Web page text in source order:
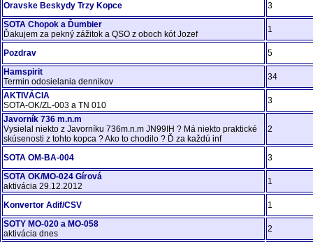
Oravske Beskydy Trzy Kopce
3
SOTA Chopok a Ďumbier
Ďakujem za pekný zážitok a QSO z oboch kót Jozef
1
Pozdrav
5
Hamspirit
Termin odosielania dennikov
34
AKTIVÁCIA
SOTA-OK/ZL-003 a TN 010
3
Javorník 736 m.n.m
Vysielal niekto z Javorníku 736m.n.m JN99IH ? Má niekto praktické
skúsenosti z tohto kopca ? Ako to chodilo ? Ď za každú inf
2
SOTA OM-BA-004
3
SOTA OK/MO-024 Gírová
aktivácia 29.12.2012
1
Konvertor Adif/CSV
1
SOTY MO-020 a MO-058
aktivácia dnes
2